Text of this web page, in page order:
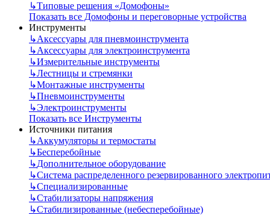
↳Типовые решения «Домофоны»
Показать все Домофоны и переговорные устройства
Инструменты
↳Аксессуары для пневмоинструмента
↳Аксессуары для электроинструмента
↳Измерительные инструменты
↳Лестницы и стремянки
↳Монтажные инструменты
↳Пневмоинструменты
↳Электроинструменты
Показать все Инструменты
Источники питания
↳Аккумуляторы и термостаты
↳Бесперебойные
↳Дополнительное оборудование
↳Система распределенного резервированного
↳Специализированные
↳Стабилизаторы напряжения
↳Стабилизированные (небесперебойные)